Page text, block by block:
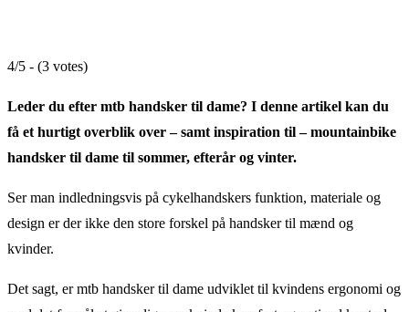
4/5 - (3 votes)
Leder du efter mtb handsker til dame? I denne artikel kan du
få et hurtigt overblik over – samt inspiration til –mountainbike
handsker til dame til sommer, efterår og vinter.
Ser man indledningsvis på cykelhandskers funktion, materiale og
design er der ikke den store forskel på handsker til mænd og
kvinder.
Det sagt, er mtb handsker til dame udviklet til kvindens ergonomi og